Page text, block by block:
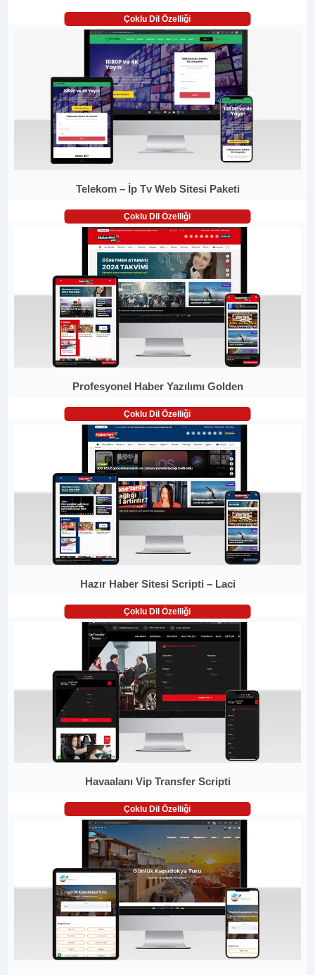
Çoklu Dil Özelliği
Telekom – İp Tv Web Sitesi Paketi
Çoklu Dil Özelliği
Profesyonel Haber Yazılımı Golden
Çoklu Dil Özelliği
Hazır Haber Sitesi Scripti – Laci
Çoklu Dil Özelliği
Havaalanı Vip Transfer Scripti
Çoklu Dil Özelliği